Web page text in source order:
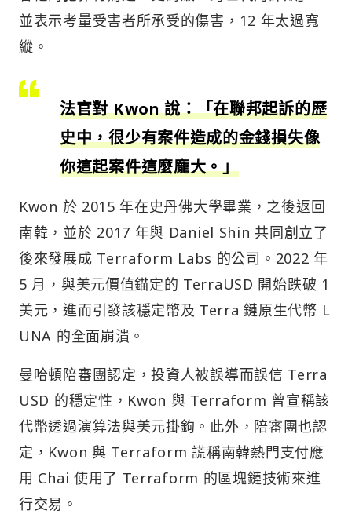
並表示考量受害者所承受的傷害，12 年太過寬
縱。
法官對 Kwon 說：「在聯邦起訴的歷
史中，很少有案件造成的金錢損失像
你這起案件這麼龐大。」
Kwon 於 2015 年在史丹佛大學畢業，之後返回
南韓，並於 2017 年與 Daniel Shin 共同創立了
後來發展成 Terraform Labs 的公司。2022 年
5 月，與美元價值錨定的 TerraUSD 開始跌破 1
美元，進而引發該穩定幣及 Terra 鏈原生代幣 L
UNA 的全面崩潰。
曼哈頓陪審團認定，投資人被誤導而誤信 Terra
USD 的穩定性，Kwon 與 Terraform 曾宣稱該
代幣透過演算法與美元掛鉤。此外，陪審團也認
定，Kwon 與 Terraform 謊稱南韓熱門支付應
用 Chai 使用了 Terraform 的區塊鏈技術來進
行交易。